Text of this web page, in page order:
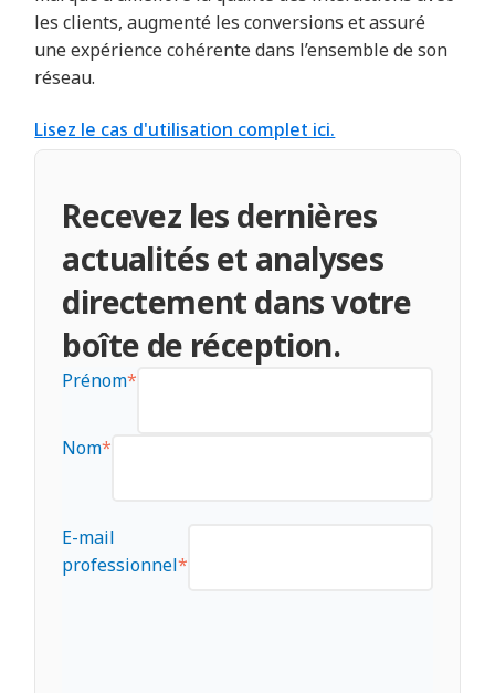
les clients, augmenté les conversions et assuré
une expérience cohérente dans l’ensemble de son
réseau.
Lisez le cas d'utilisation complet ici.
Recevez les dernières
actualités et analyses
directement dans votre
boîte de réception.
Prénom*
Nom*
E-mail
professionnel*